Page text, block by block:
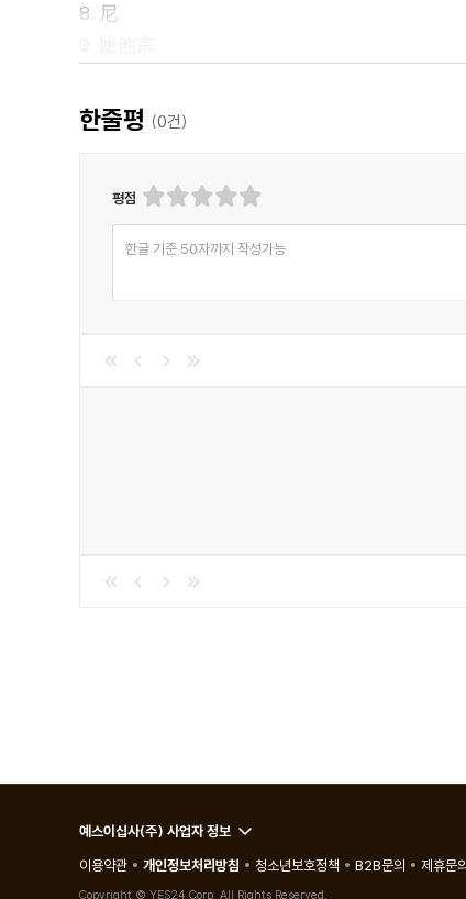
8. 尼
● ザリキ
한줄평 (0건)
평점
한글 기준 50자까지 작성가능
예스이십사(주) 사업자 정보
이용약관
개인정보처리방침 청소년보호정책 B2B문의 제휴문
Copyright © YES24 Corp. All Rights Reserved.